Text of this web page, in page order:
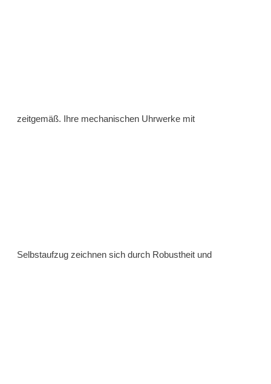
zeitgemäß. Ihre mechanischen Uhrwerke mit
Selbstaufzug zeichnen sich durch Robustheit und